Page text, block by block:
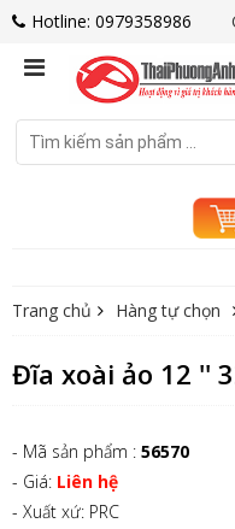
Hotline: 0979358986
Trang chủ Hàng tự chọn
Đĩa xoài ảo 12 ''
- Mã sản phẩm : 56570
- Giá: Liên hệ
- Xuất xứ: PRC